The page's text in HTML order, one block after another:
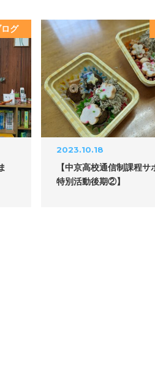
グ
2023.10.18
【中京高校通信制課程サ
特別活動後期②】